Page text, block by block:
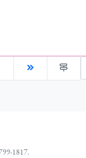
1817.